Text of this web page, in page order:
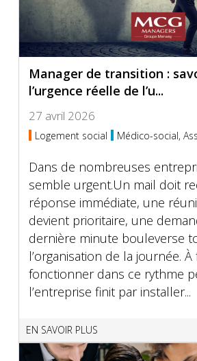
Manager de transition :
l’urgence réelle de l’u...
27 avril 2026
Logement social Médico-social,
Dans de nombreuses
semble urgent.Un mail doit
réponse immédiate, une
devient prioritaire, une
dernière minute bouleverse
l’organisation de la journée.
fonctionner dans ce rythme
l’entreprise finit par installer...
EN SAVOIR PLUS